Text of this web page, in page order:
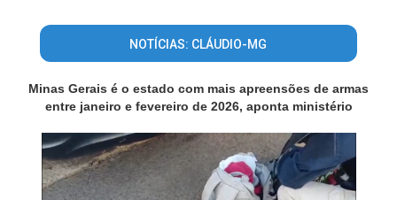
NOTÍCIAS: CLÁUDIO-MG
Minas Gerais é o estado com mais apreensões de armas
entre janeiro e fevereiro de 2026, aponta ministério